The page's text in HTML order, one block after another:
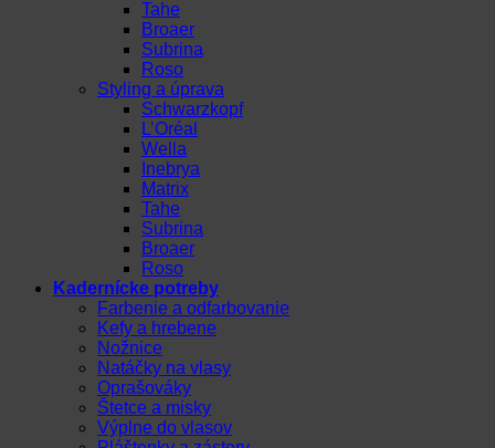
Tahe
Broaer
Subrina
Roso
Styling a úprava
Schwarzkopf
L’Oréal
Wella
Inebrya
Matrix
Tahe
Subrina
Broaer
Roso
Kadernícke potreby
Farbenie a odfarbovanie
Kefy a hrebene
Nožnice
Natáčky na vlasy
Oprašováky
Štetce a misky
Výplne do vlasov